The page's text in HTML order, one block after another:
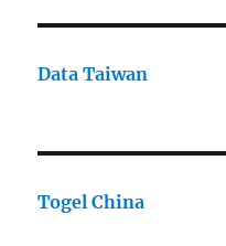
Data Taiwan
Togel China